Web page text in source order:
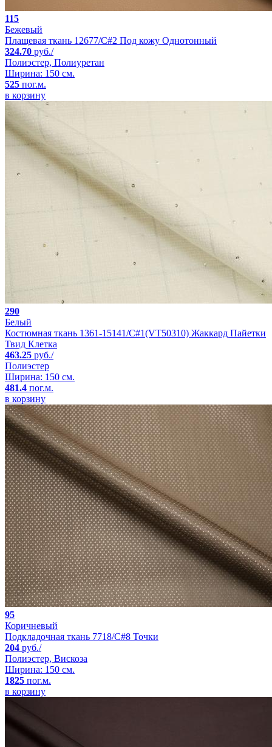
115
Бежевый
Плащевая ткань 12677/C#2 Под кожу Однотонный
324.70 руб./
Полиэстер, Полиуретан
Ширина: 150 см.
525 пог.м.
в корзину
290
Белый
Костюмная ткань 1361-15141/C#1(VT50310) Жаккард Пайетки
Твид Клетка
463.25 руб./
Полиэстер
Ширина: 150 см.
481.4 пог.м.
в корзину
95
Коричневый
Подкладочная ткань 7718/C#8 Точки
204 руб./
Полиэстер, Вискоза
Ширина: 150 см.
1825 пог.м.
в корзину